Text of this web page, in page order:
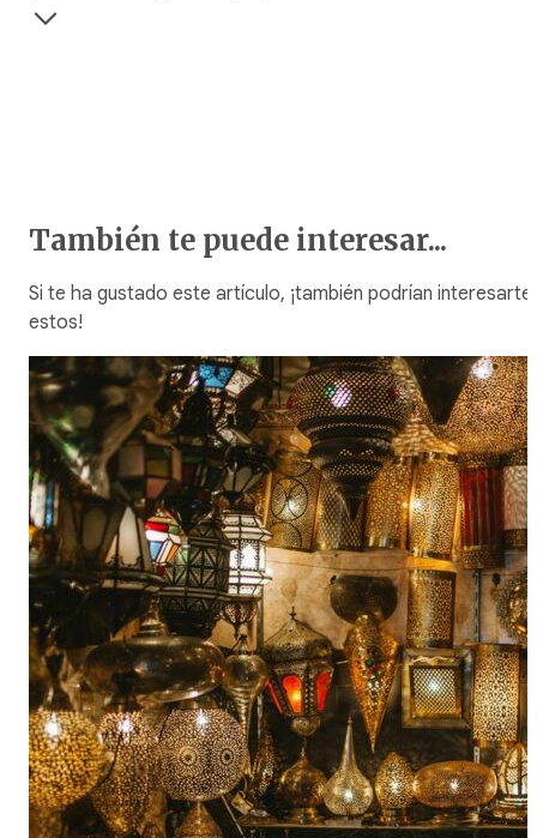
También te puede interesar...
Si te ha gustado este artículo, ¡también podrían interesarte
estos!